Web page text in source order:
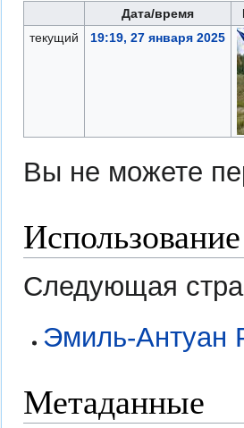
Дата/время
текущий
19:19, 27 января 2025
Вы не можете
Следующая
Эмиль-Антуан
Метаданные